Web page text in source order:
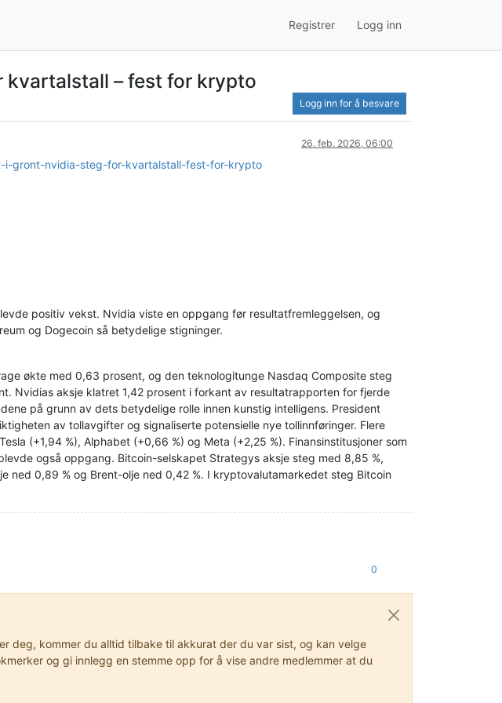
Registrer Logg inn
kvartalstall – fest for krypto
Logg inn for å besvare
26. feb. 2026, 06:00
gront-nvidia-steg-for-kvartalstall-fest-for-krypto
positiv vekst. Nvidia viste en oppgang før resultatfremleggelsen, og
og Dogecoin så betydelige stigninger.
økte med 0,63 prosent, og den teknologitunge Nasdaq Composite steg
Nvidias aksje klatret 1,42 prosent i forkant av resultatrapporten for fjerde
på grunn av dets betydelige rolle innen kunstig intelligens. President
av tollavgifter og signaliserte potensielle nye tollinnføringer. Flere
(+1,94 %), Alphabet (+0,66 %) og Meta (+2,25 %). Finansinstitusjoner som
også oppgang. Bitcoin-selskapet Strategys aksje steg med 8,85 %,
ned 0,89 % og Brent-olje ned 0,42 %. I kryptovalutamarkedet steg Bitcoin
0
deg, kommer du alltid tilbake til akkurat der du var sist, og kan velge
og gi innlegg en stemme opp for å vise andre medlemmer at du